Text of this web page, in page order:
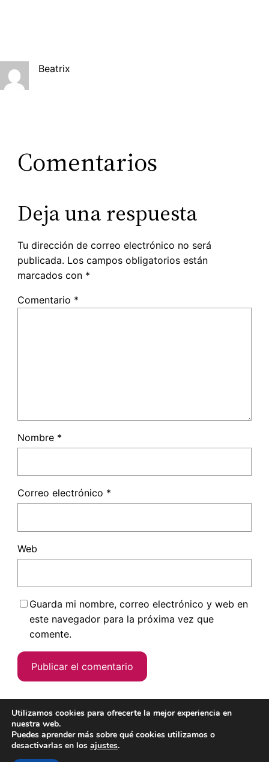
Beatrix
Comentarios
Deja una respuesta
Tu dirección de correo electrónico no será
publicada. Los campos obligatorios están
marcados con *
Comentario *
Nombre *
Correo electrónico *
Web
Guarda mi nombre, correo electrónico y web en
este navegador para la próxima vez que
comente.
Hecho concariñoy un poquito de
Utilizamos cookies para ofrecerte la mejor experiencia en
nuestra web.
Puedes aprender más sobre qué cookies utilizamos o
desactivarlas en los ajustes.